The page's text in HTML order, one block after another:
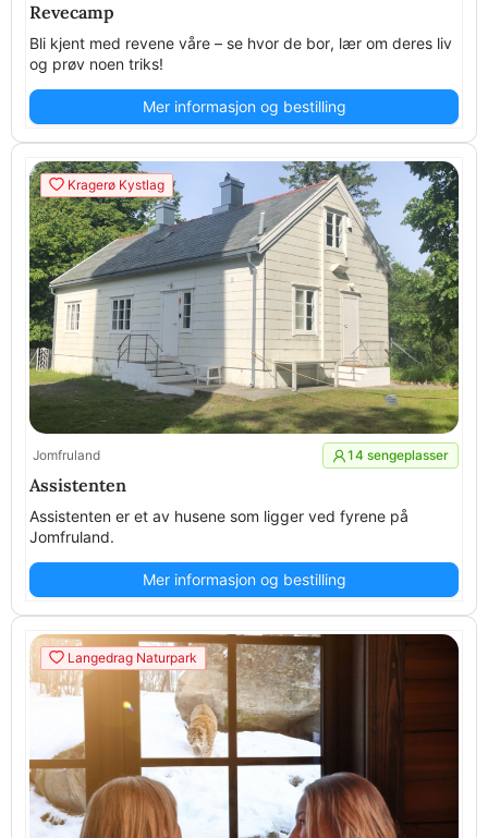
Revecamp
Bli kjent med revene våre – se hvor de bor, lær om deres liv
og prøv noen triks!
Mer informasjon og bestilling
Kragerø Kystlag
Jomfruland 14 sengeplasser
Assistenten
Assistenten er et av husene som ligger ved fyrene på
Jomfruland.
Mer informasjon og bestilling
Langedrag Naturpark